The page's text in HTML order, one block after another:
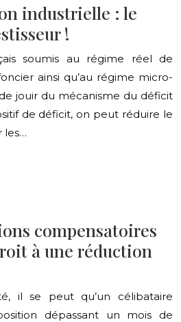
industrielle : le
!
soumis au régime réel de
ainsi qu’au régime micro-
jouir du mécanisme du déficit
de déficit, on peut réduire le
les…
compensatoires
à une réduction
il se peut qu’un célibataire
dépassant un mois de